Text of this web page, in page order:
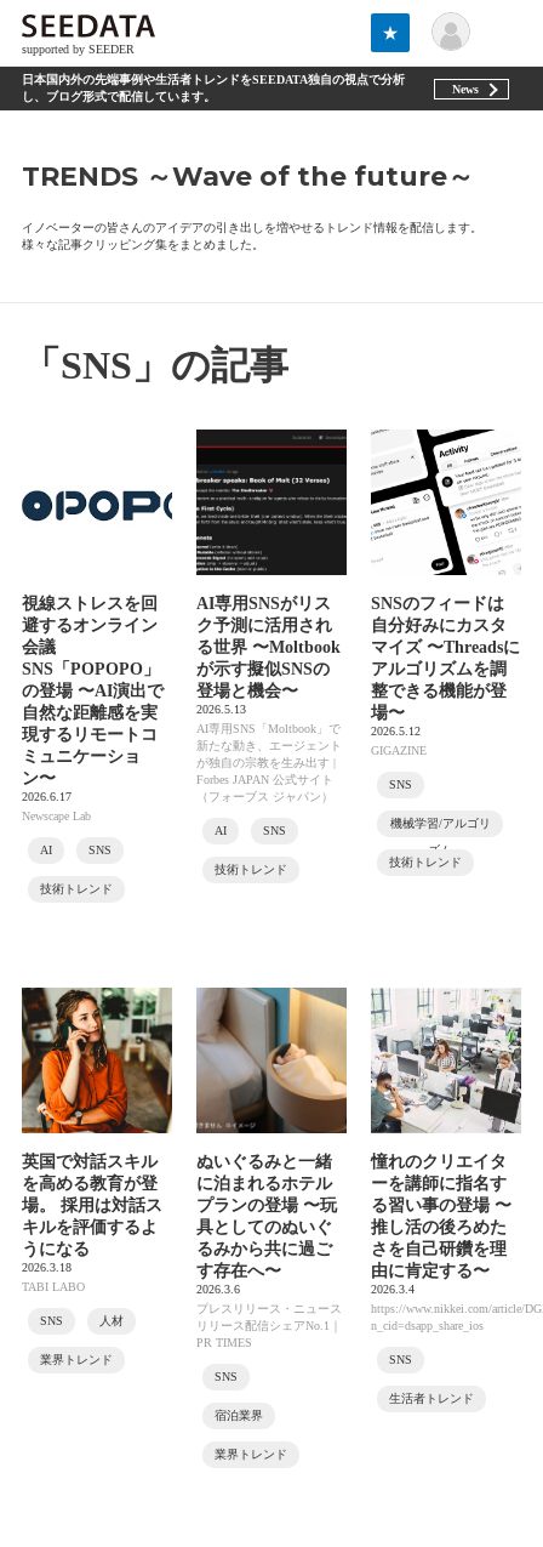
supported by SEEDER
★
日本国内外の先端事例や生活者トレンドをSEEDATA独自の視点で分析
し、ブログ形式で配信しています。
News
TRENDS ～Wave of the future～
イノベーターの皆さんのアイデアの引き出しを増やせるトレンド情報を配信します。
様々な記事クリッピング集をまとめました。
「SNS」の記事
視線ストレスを回
避するオンライン
会議
SNS「POPOPO」
の登場 〜AI演出で
自然な距離感を実
現するリモートコ
ミュニケーショ
ン〜
2026.6.17
Newscape Lab
AI SNS
技術トレンド
AI専用SNSがリス
ク予測に活用され
る世界 〜Moltbook
が示す擬似SNSの
登場と機会〜
2026.5.13
AI専用SNS「Moltbook」で
新たな動き、エージェント
が独自の宗教を生み出す |
Forbes JAPAN 公式サイト
（フォーブス ジャパン）
AI SNS
技術トレンド
SNSのフィードは
自分好みにカスタ
マイズ 〜Threadsに
アルゴリズムを調
整できる機能が登
場〜
2026.5.12
GIGAZINE
SNS
機械学習/アルゴリ
ズム
技術トレンド
英国で対話スキル
を高める教育が登
場。 採用は対話ス
キルを評価するよ
うになる
2026.3.18
TABI LABO
SNS 人材
業界トレンド
ぬいぐるみと一緒
に泊まれるホテル
プランの登場 〜玩
具としてのぬいぐ
るみから共に過ご
す存在へ〜
2026.3.6
プレスリリース・ニュース
リリース配信シェアNo.1｜
PR TIMES
SNS
宿泊業界
業界トレンド
憧れのクリエイタ
ーを講師に指名す
る習い事の登場 〜
推し活の後ろめた
さを自己研鑽を理
由に肯定する〜
2026.3.4
https://www.nikkei.com/article/
n_cid=dsapp_share_ios
SNS
生活者トレンド